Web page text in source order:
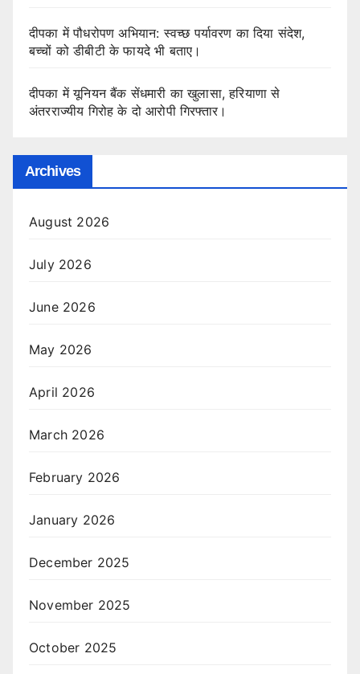
दीपका में पौधरोपण अभियान: स्वच्छ पर्यावरण का दिया संदेश,
बच्चों को डीबीटी के फायदे भी बताए।
दीपका में यूनियन बैंक सेंधमारी का खुलासा, हरियाणा से
अंतरराज्यीय गिरोह के दो आरोपी गिरफ्तार।
Archives
August 2026
July 2026
June 2026
May 2026
April 2026
March 2026
February 2026
January 2026
December 2025
November 2025
October 2025